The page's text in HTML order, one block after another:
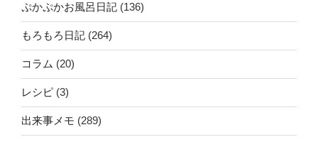
ぷかぷかお風呂日記 (136)
もろもろ日記 (264)
コラム (20)
レシピ (3)
出来事メモ (289)